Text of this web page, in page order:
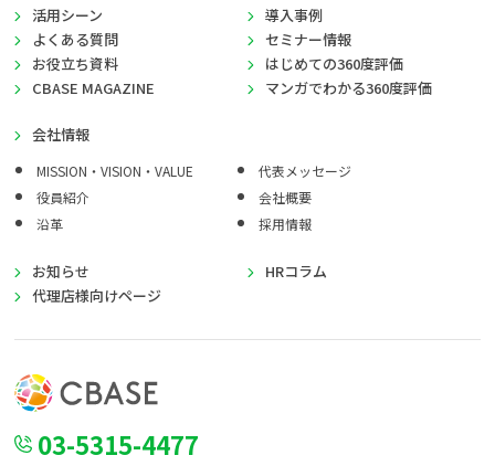
活用シーン
導入事例
よくある質問
セミナー情報
お役立ち資料
はじめての360度評価
CBASE MAGAZINE
マンガでわかる360度評価
会社情報
MISSION・VISION・VALUE
代表メッセージ
役員紹介
会社概要
沿革
採用情報
お知らせ
HRコラム
代理店様向けページ
03-5315-4477